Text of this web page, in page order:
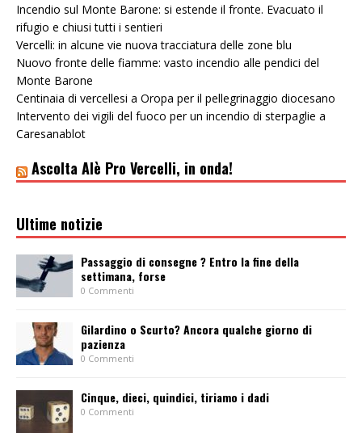
Incendio sul Monte Barone: si estende il fronte. Evacuato il
rifugio e chiusi tutti i sentieri
Vercelli: in alcune vie nuova tracciatura delle zone blu
Nuovo fronte delle fiamme: vasto incendio alle pendici del
Monte Barone
Centinaia di vercellesi a Oropa per il pellegrinaggio diocesano
Intervento dei vigili del fuoco per un incendio di sterpaglie a
Caresanablot
Ascolta Alè Pro Vercelli, in onda!
Ultime notizie
Passaggio di consegne ? Entro la fine della
settimana, forse
0 Commenti
Gilardino o Scurto? Ancora qualche giorno di
pazienza
0 Commenti
Cinque, dieci, quindici, tiriamo i dadi
0 Commenti